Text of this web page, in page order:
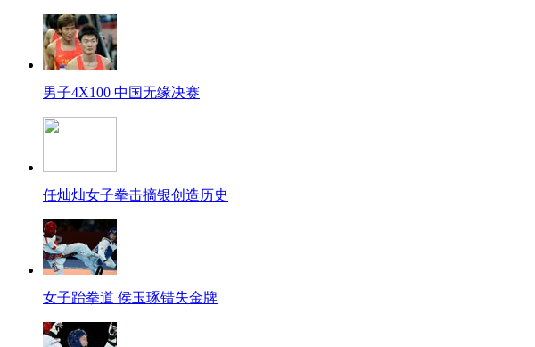
男子4X100 中国无缘决赛
任灿灿女子拳击摘银创造历史
女子跆拳道 侯玉琢错失金牌